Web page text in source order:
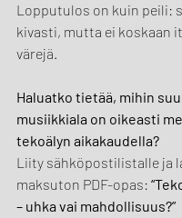
Lopputulos on kuin peili:
kivasti, mutta ei koskaan
värejä.
Haluatko tietää, mihin
musiikkiala on oikeasti
tekoälyn aikakaudella?
Liity sähköpostilistalle ja
maksuton PDF-opas:
– uhka vai mahdollisuus?”